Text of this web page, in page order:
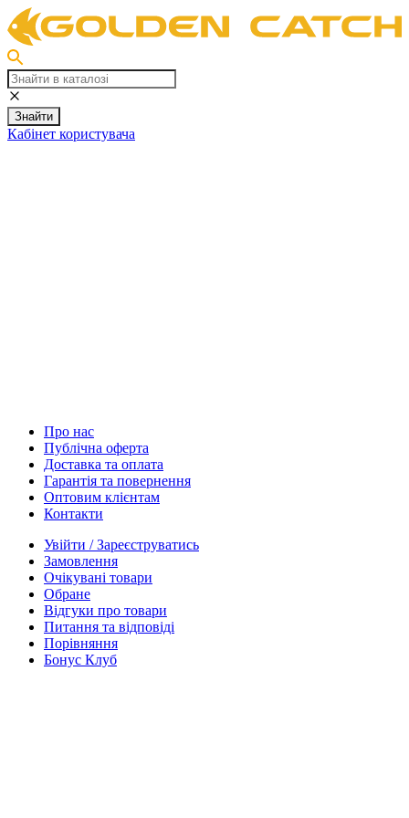
Знайти
Кабінет користувача
Про нас
Публічна оферта
Доставка та оплата
Гарантія та повернення
Оптовим клієнтам
Контакти
Увійти / Зареєструватись
Замовлення
Очікувані товари
Обране
Відгуки про товари
Питання та відповіді
Порівняння
Бонус Клуб